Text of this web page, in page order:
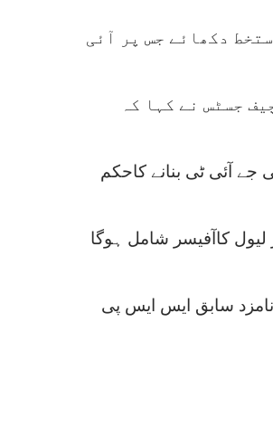
دکھائے جس پر آئی
جسٹس نے کہا کہ
جے آئی ٹی بنانے کاحکم
لیول کاآفیسر شامل ہوگا
سابق ایس ایس پی